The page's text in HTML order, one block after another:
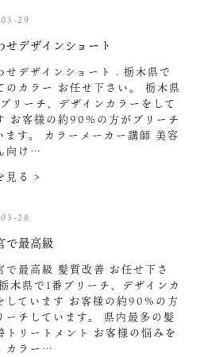
29
せデザインショート︎
せデザインショート︎ . 栃木県で
のカラー お任せ下さい。 栃木県
リーチ、デザインカラーをして
お客様の約90%の方がブリーチ
ます。 カラーメーカー講師 美容
向け…
見る >
28
で最高級
で最高級 髪質改善 お任せ下さ
木県で1番ブリーチ、デザインカ
しています お客様の約90%の方
ーチしています。 県内最多の髪
トリートメント お客様の悩みを
カラー…